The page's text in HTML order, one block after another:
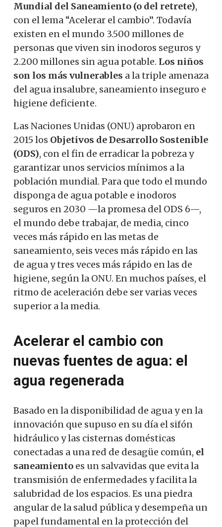
Mundial del Saneamiento (o del retrete),
con el lema “Acelerar el cambio”. Todavía
existen en el mundo 3.500 millones de
personas que viven sin inodoros seguros y
2.200 millones sin agua potable. Los niños
son los más vulnerables a la triple amenaza
del agua insalubre, saneamiento inseguro e
higiene deficiente.
Las Naciones Unidas (ONU) aprobaron en
2015 los Objetivos de Desarrollo Sostenible
(ODS), con el fin de erradicar la pobreza y
garantizar unos servicios mínimos a la
población mundial. Para que todo el mundo
disponga de agua potable e inodoros
seguros en 2030 —la promesa del ODS 6—,
el mundo debe trabajar, de media, cinco
veces más rápido en las metas de
saneamiento, seis veces más rápido en las
de agua y tres veces más rápido en las de
higiene, según la ONU. En muchos países, el
ritmo de aceleración debe ser varias veces
superior a la media.
Acelerar el cambio con
nuevas fuentes de agua: el
agua regenerada
Basado en la disponibilidad de agua y en la
innovación que supuso en su día el sifón
hidráulico y las cisternas domésticas
conectadas a una red de desagüe común, el
saneamiento es un salvavidas que evita la
transmisión de enfermedades y facilita la
salubridad de los espacios. Es una piedra
angular de la salud pública y desempeña un
papel fundamental en la protección del